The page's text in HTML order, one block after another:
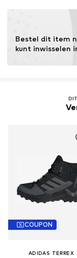
Snel
Gebruik: Terrein/
Outdoorschoenen:
Bestel dit item
kunt inwisselen
COUPON
ADIDAS TERREX